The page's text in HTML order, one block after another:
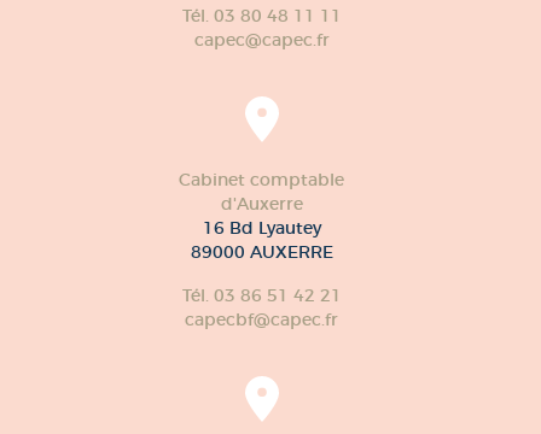
Tél. 03 80 48 11 11
capec@capec.fr
Cabinet comptable
d'Auxerre
16 Bd Lyautey
89000 AUXERRE
Tél. 03 86 51 42 21
capecbf@capec.fr